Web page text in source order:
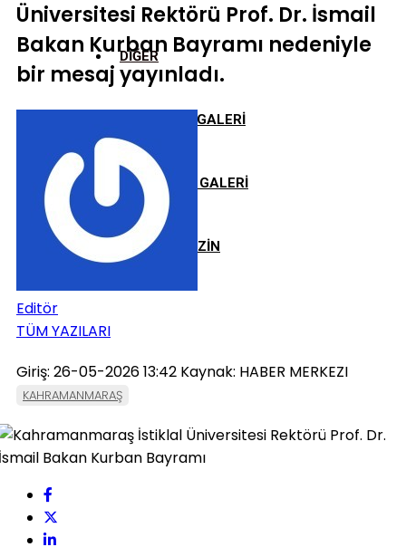
DİĞER
FOTO GALERİ
VİDEO GALERİ
MAGAZİN
Üniversitesi Rektörü Prof. Dr. İsmail
Bakan Kurban Bayramı nedeniyle
bir mesaj yayınladı.
Editör
TÜM YAZILARI
Giriş: 26-05-2026 13:42 Kaynak: HABER MERKEZI
KAHRAMANMARAŞ